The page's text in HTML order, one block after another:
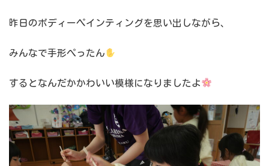
昨日のボディーペインティングを思い出しながら、
みんなで手形ぺったん
するとなんだかかわいい模様になりましたよ